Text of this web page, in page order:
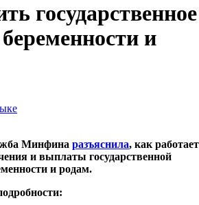
государственное
и
Минфина разъяснила, как работает
и выплаты государственной
и родам.